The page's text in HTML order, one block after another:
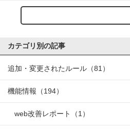
カテゴリ別の記事
追加・変更されたルール （81）
機能情報 （194）
web改善レポート （1）